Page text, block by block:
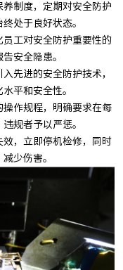
制度，定期对安全防护
处于良好状态。
工对安全防护重要性的
安全隐患。
先进的安全防护技术，
平和安全性。
操作规程，明确要求在每
规者予以严惩。
，立即停机检修，同时
少伤害。